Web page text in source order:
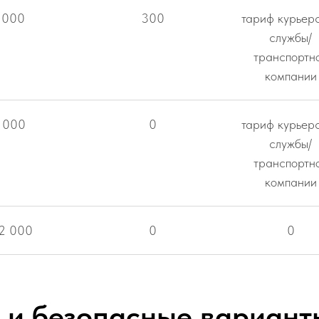
000 300
тариф
службы/
компании
000 0
тариф
службы/
компании
000 0 0